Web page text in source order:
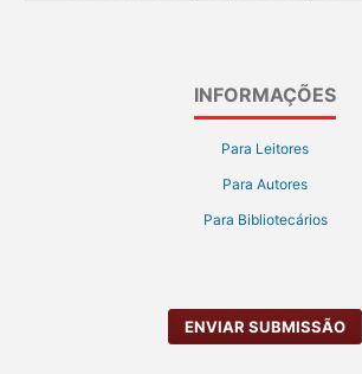
INFORMAÇÕES
Para Leitores
Para Autores
Para Bibliotecários
ENVIAR SUBMISSÃO